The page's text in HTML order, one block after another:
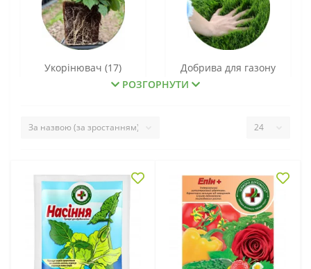
Укорінювач (17)
Добрива для газону
Добрива для квітів
(51)
Добрива для
кімнатних рослин
(40)
РОЗГОРНУТИ